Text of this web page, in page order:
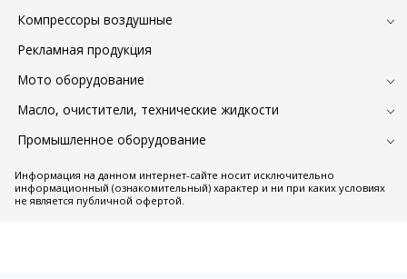
Компрессоры воздушные
Рекламная продукция
Мото оборудование
Масло, очистители, технические жидкости
Промышленное оборудование
Информация на данном интернет-сайте носит исключительно
информационный (ознакомительный) характер и ни при каких условиях
не является публичной офертой.